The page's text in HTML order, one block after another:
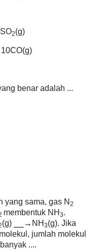
2(g)
10CO(g)
benar adalah ...
yang sama, gas N 2
membentuk NH3.
(g) →NH3(g). Jika
jumlah molekul
....